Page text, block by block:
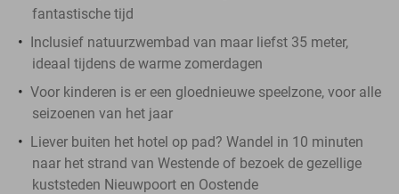
fantastische tijd
Inclusief natuurzwembad van maar liefst 35 meter,
ideaal tijdens de warme zomerdagen
Voor kinderen is er een gloednieuwe speelzone, voor alle
seizoenen van het jaar
Liever buiten het hotel op pad? Wandel in 10 minuten
naar het strand van Westende of bezoek de gezellige
kuststeden Nieuwpoort en Oostende